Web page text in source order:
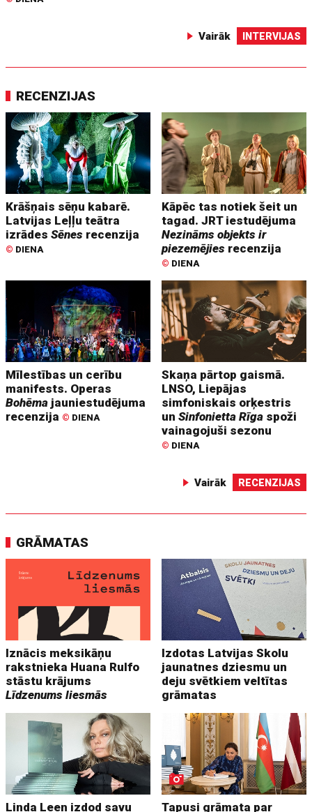
Vairāk INTERVIJAS
RECENZIJAS
Krāšņais sēņu kabarē.
Latvijas Leļļu teātra
izrādesSēnes recenzija
© DIENA
Kāpēc tas notiek šeit un
tagad. JRT iestudējuma
Nezināms objekts ir
piezemējies recenzija
© DIENA
Mīlestības un cerību
manifests. Operas
Bohēma jauniestudējuma
recenzija © DIENA
Skaņa pārtop gaismā.
LNSO, Liepājas
simfoniskais orķestris
unSinfonietta Rīga spoži
vainagojuši sezonu
© DIENA
Vairāk RECENZIJAS
GRĀMATAS
Iznācis meksikāņu
rakstnieka Huana Rulfo
stāstu krājums
Līdzenums liesmās
Izdotas Latvijas Skolu
jaunatnes dziesmu un
deju svētkiem veltītas
grāmatas
Linda Leen izdod savu Tapusi grāmata par